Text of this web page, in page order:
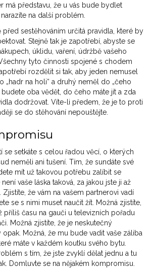
má představu, že u vás bude bydlet
na další problém.
před sestěhováním určitá pravidla, které by
Stejně tak je zapotřebí, abyste se
úklidu, vaření, údržbě vašeho
tyto činnosti spojené s chodem
rozdělit si tak, aby jeden nemusel
„hadr na holi“ a druhý neměl do „čeho
budete oba vědět, do čeho máte jít a zda
dodržovat. Víte-li předem, že je to proti
se do stěhování nepouštějte.
se setkáte s celou řadou věcí, o kterých
neměli ani tušení. Tím, že sundáte své
mít už takovou potřebu zalíbit se
vaše láska taková, za jakou jste ji až
že vám na vašem partnerovi vadí
se s nimi muset naučit žít. Možná zjistíte,
příliš času na gauči u televizních pořadu
Možná zjistíte, že je neskutečný
opak. Možná, že mu bude vadit vaše záliba
máte v každém koutku svého bytu.
s tím, že jste zvyklí dělat jednu a tu
Domluvte se na nějakém kompromisu.